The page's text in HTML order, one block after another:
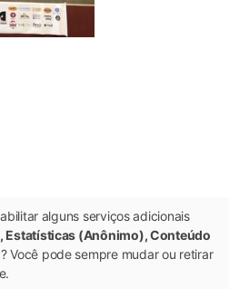
alguns serviços adicionais
Estatísticas (Anônimo), Conteúdo
? Você pode sempre mudar ou retirar